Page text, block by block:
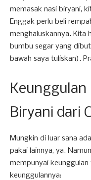
memasak nasi biryani,
Enggak perlu beli
menghaluskannya. Kita
bumbu segar yang
bawah saya tuliskan).
Keunggulan
Biryani dari
Mungkin di luar sana
pakai lainnya, ya.
mempunyai
keunggulannya: